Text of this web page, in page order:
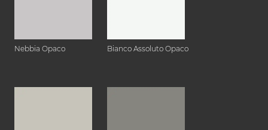
Nebbia Opaco Bianco Assoluto Opaco